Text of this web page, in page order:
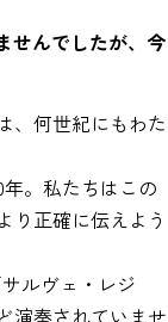
せんでしたが、今
、何世紀にもわた
。私たちはこの
り正確に伝えよう
ルヴェ・レジ
演奏されていませ